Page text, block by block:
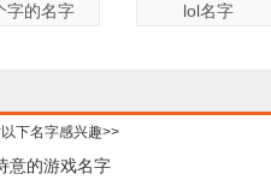
字的名字 lol名字
下名字感兴趣>>
意的游戏名字